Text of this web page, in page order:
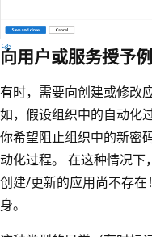
向用户或服务授予
有时，需要向创建或修改
如，假设组织中的自动化
你希望阻止组织中的新密
动化过程。 在这种情况下，
创建/更新的应用尚不存
身。